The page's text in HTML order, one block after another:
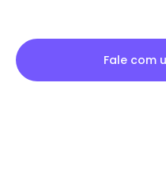
Fale com